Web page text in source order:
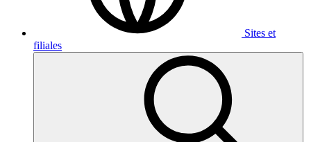
Sites et
filiales